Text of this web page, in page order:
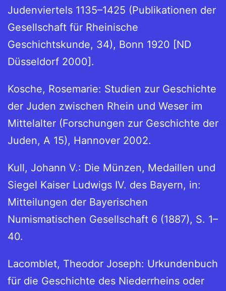
Judenviertels 1135–1425 (Publikationen der
Gesellschaft für Rheinische
Geschichtskunde, 34), Bonn 1920 [ND
Düsseldorf 2000].
Kosche, Rosemarie: Studien zur Geschichte
der Juden zwischen Rhein und Weser im
Mittelalter (Forschungen zur Geschichte der
Juden, A 15), Hannover 2002.
Kull, Johann V.: Die Münzen, Medaillen und
Siegel Kaiser Ludwigs IV. des Bayern, in:
Mitteilungen der Bayerischen
Numismatischen Gesellschaft 6 (1887), S. 1–
40.
Lacomblet, Theodor Joseph: Urkundenbuch
für die Geschichte des Niederrheins oder